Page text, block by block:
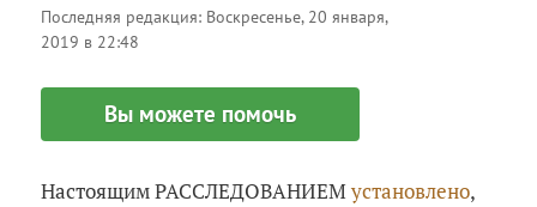
Последняя редакция: Воскресенье, 20 января,
2019 в 22:48
Вы можете помочь
Настоящим РАССЛЕДОВАНИЕМустановлено,